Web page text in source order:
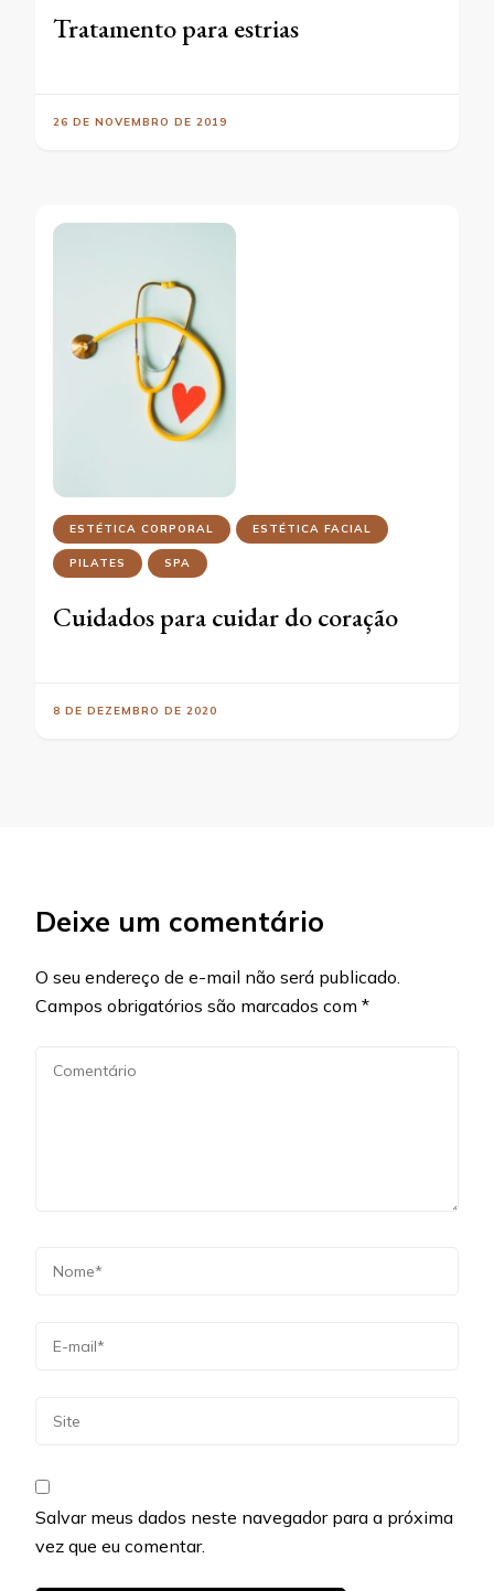
Tratamento para estrias
26 DE NOVEMBRO DE 2019
ESTÉTICA CORPORAL ESTÉTICA FACIAL
PILATES SPA
Cuidados para cuidar do coração
8 DE DEZEMBRO DE 2020
Deixe um comentário
O seu endereço de e-mail não será publicado.
Campos obrigatórios são marcados com *
Salvar meus dados neste navegador para a próxima
vez que eu comentar.